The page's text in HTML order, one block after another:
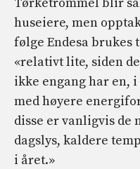
huseiere, men
følge Endesa
«relativt lite, siden
ikke engang har en,
med høyere
disse er vanligvis
dagslys, kaldere
i året.»